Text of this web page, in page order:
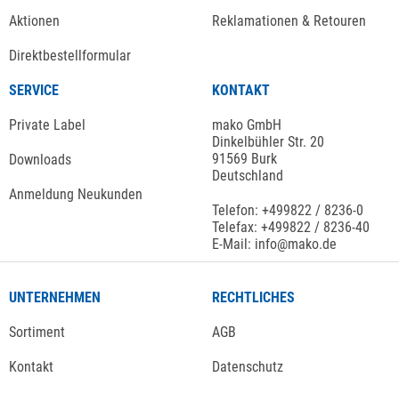
Aktionen
Direktbestellformular
Reklamationen & Retouren
SERVICE
Private Label
Downloads
Anmeldung Neukunden
KONTAKT
mako GmbH
Dinkelbühler Str. 20
91569 Burk
Deutschland
Telefon: +499822 / 8236-0
Telefax: +499822 / 8236-40
E-Mail: info@mako.de
UNTERNEHMEN
Sortiment
Kontakt
RECHTLICHES
AGB
Datenschutz